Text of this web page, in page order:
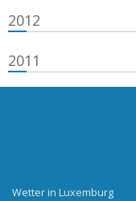
2012
2011
Wetter in Luxemburg